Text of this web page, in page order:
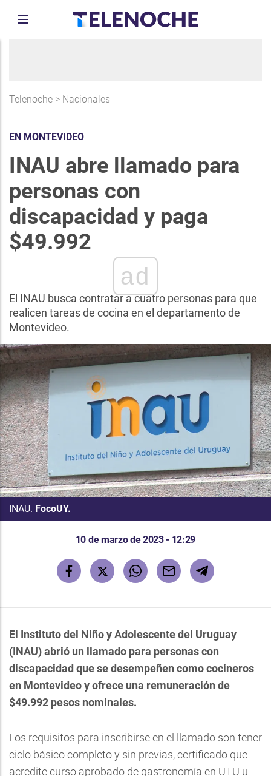
Telenoche > Nacionales
EN MONTEVIDEO
INAU abre llamado para
personas con
discapacidad y paga
$49.992
ad
El INAU busca contratar a cuatro personas para que
realicen tareas de cocina en el departamento de
Montevideo.
INAU. FocoUY.
10 de marzo de 2023 - 12:29
El Instituto del Niño y Adolescente del Uruguay
(INAU) abrió un llamado para personas con
discapacidad que se desempeñen como cocineros
en Montevideo y ofrece una remuneración de
$49.992 pesos nominales.
Los requisitos para inscribirse en el llamado son tener
ciclo básico completo y sin previas, certificado que
acredite curso aprobado de gastronomía en UTU u